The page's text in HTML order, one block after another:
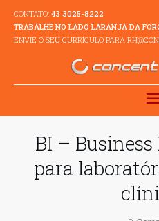
CONTATO: 43 3025-8222
TRABALHE NO LADO LARANJA DA
ENVIE O SEU CURRÍCULO PARA
BI –
para